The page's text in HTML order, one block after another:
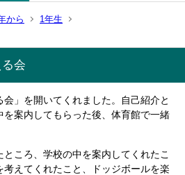
から
1年生
会
会」を開いてくれました。自己紹介と
案内してもらった後、体育館で一緒
ころ、学校の中を案内してくれたこ
考えてくれたこと、ドッジボールを楽